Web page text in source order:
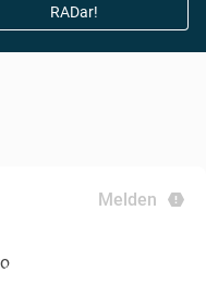
RADar!
Melden